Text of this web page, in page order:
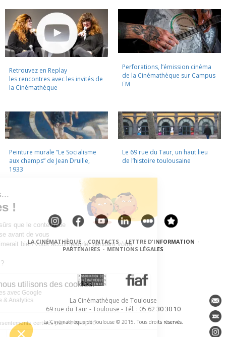
Retrouvez en Replay
les rencontres avec les invités de
la Cinémathèque
Perforations, l’émission cinéma
de la Cinémathèque sur Campus
FM
Peinture murale “Le Socialisme
aux champs” de Jean Druille,
1933
Le 69 rue du Taur, un haut lieu
de l’histoire toulousaine
LA CINÉMATHÈQUE · CONTACTS · LETTRE D'INFORMATION ·
PARTENAIRES · MENTIONS LÉGALES
La Cinémathèque de Toulouse
69 rue du Taur - Toulouse - Tél. : 05 62 30 30 10
La Cinémathèque de Toulouse © 2015. Tous droits réservés.